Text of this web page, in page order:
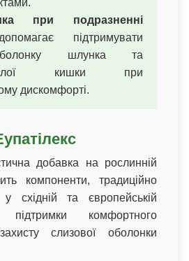
при подразненні
підтримувати
шлунка та
кишки при
дискомфорті.
добавка на рослинній
компоненти, традиційно
у східній та європейській
комфортного
слизової оболонки